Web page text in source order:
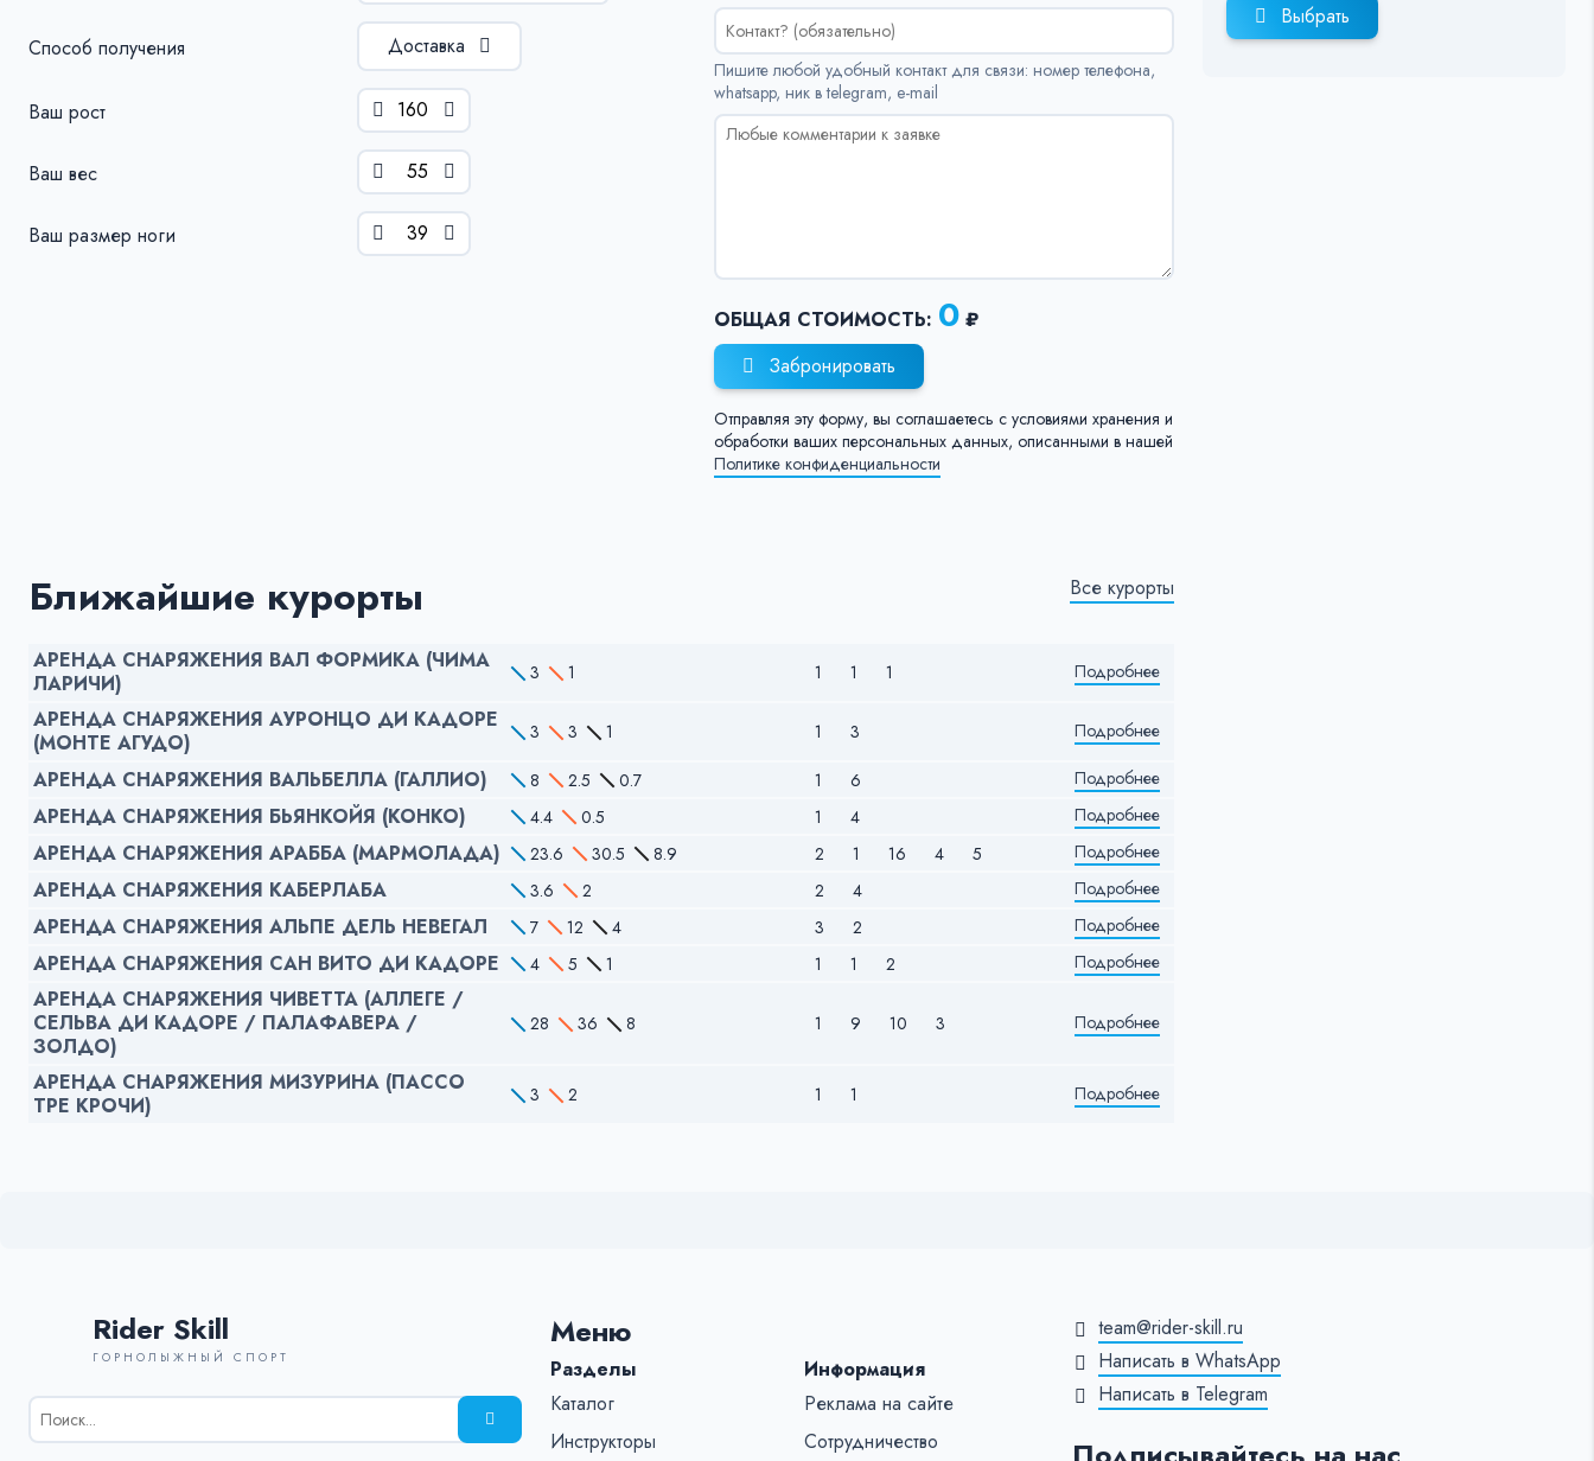
Способ получения Доставка
Ваш рост
Ваш вес
Ваш размер ноги
Пишите любой удобный контакт для связи: номер телефона,
whatsapp, ник в telegram, e-mail
ОБЩАЯ СТОИМОСТЬ: 0₽
Забронировать
Отправляя эту форму, вы соглашаетесь с условиями хранения и
обработки ваших персональных данных, описанными в нашей
Политике конфиденциальности
Ближайшие курорты Все курорты
АРЕНДА СНАРЯЖЕНИЯ ВАЛ ФОРМИКА (ЧИМА
ЛАРИЧИ)
3 1 1 1 1 Подробнее
АРЕНДА СНАРЯЖЕНИЯ АУРОНЦО ДИ КАДОРЕ
(МОНТЕ АГУДО)
3 3 1 1 3 Подробнее
АРЕНДА СНАРЯЖЕНИЯ ВАЛЬБЕЛЛА (ГАЛЛИО) 8 2.5 0.7 1 6 Подробнее
АРЕНДА СНАРЯЖЕНИЯ БЬЯНКОЙЯ (КОНКО) 4.4 0.5 1 4 Подробнее
АРЕНДА СНАРЯЖЕНИЯ АРАББА (МАРМОЛАДА) 23.6 30.5 8.9 2 1 16 4 5 Подробнее
АРЕНДА СНАРЯЖЕНИЯ КАБЕРЛАБА 3.6 2 2 4 Подробнее
АРЕНДА СНАРЯЖЕНИЯ АЛЬПЕ ДЕЛЬ НЕВЕГАЛ 7 12 4 3 2 Подробнее
АРЕНДА СНАРЯЖЕНИЯ САН ВИТО ДИ КАДОРЕ 4 5 1 1 1 2 Подробнее
АРЕНДА СНАРЯЖЕНИЯ ЧИВЕТТА (АЛЛЕГЕ /
СЕЛЬВА ДИ КАДОРЕ / ПАЛАФАВЕРА /
ЗОЛДО)
28 36 8 1 9 10 3 Подробнее
АРЕНДА СНАРЯЖЕНИЯ МИЗУРИНА (ПАССО
ТРЕ КРОЧИ)
3 2 1 1 Подробнее
Выбрать
Rider Skill
ГОРНОЛЫЖНЫЙ СПОРТ
Результаты
поиска
Меню
Разделы
Каталог
Инструкторы
Информация
Реклама на сайте
Сотрудничество
team@rider-skill.ru
Написать в WhatsApp
Написать в Telegram